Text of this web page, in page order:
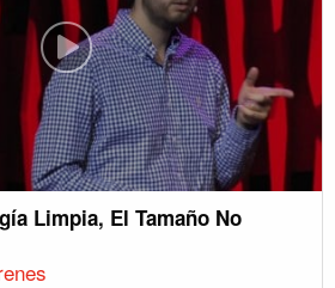
Limpia, El Tamaño No